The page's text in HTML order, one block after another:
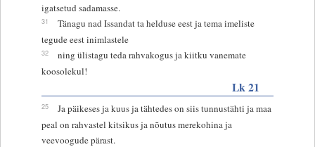
igatsetud sadamasse.
31
Tänagu nad Issandat ta helduse eest ja tema imeliste
tegude eest inimlastele
32
ning ülistagu teda rahvakogus ja kiitku vanemate
koosolekul!
Lk 21
25
Ja päikeses ja kuus ja tähtedes on siis tunnustähti ja maa
peal on rahvastel kitsikus ja nõutus merekohina ja
veevoogude pärast.